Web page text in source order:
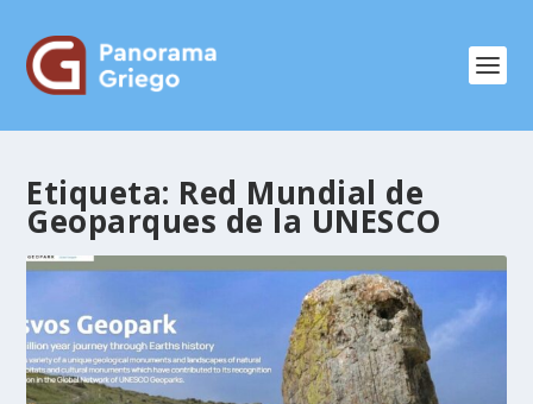
Etiqueta: Red Mundial de
Geoparques de la UNESCO